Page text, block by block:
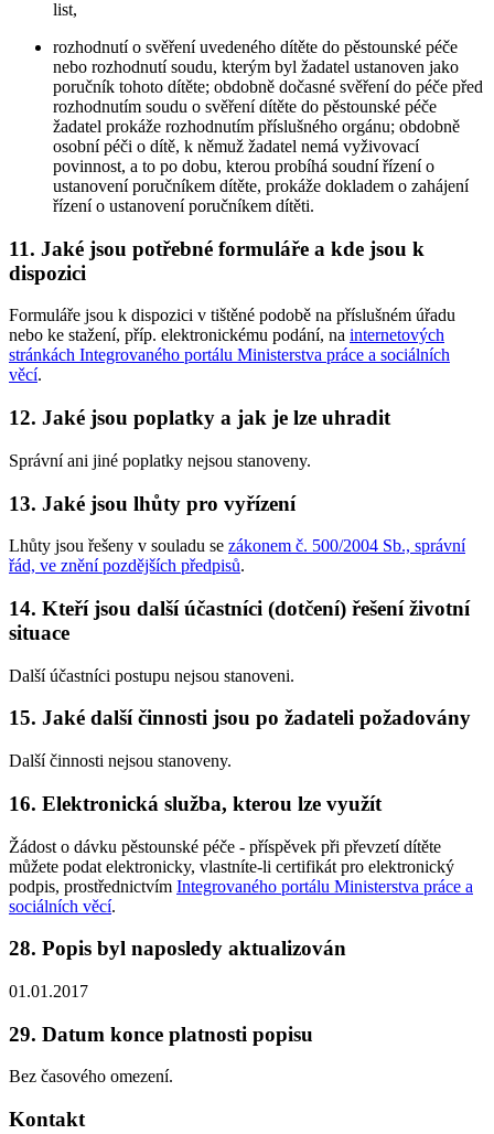
list,
rozhodnutí o svěření uvedeného dítěte do pěstounské péče
nebo rozhodnutí soudu, kterým byl žadatel ustanoven jako
poručník tohoto dítěte; obdobně dočasné svěření do péče před
rozhodnutím soudu o svěření dítěte do pěstounské péče
žadatel prokáže rozhodnutím příslušného orgánu; obdobně
osobní péči o dítě, k němuž žadatel nemá vyživovací
povinnost, a to po dobu, kterou probíhá soudní řízení o
ustanovení poručníkem dítěte, prokáže dokladem o zahájení
řízení o ustanovení poručníkem dítěti.
11. Jaké jsou potřebné formuláře a kde jsou k
dispozici
Formuláře jsou k dispozici v tištěné podobě na příslušném úřadu
nebo ke stažení, příp. elektronickému podání, na internetových
stránkách Integrovaného portálu Ministerstva práce a sociálních
věcí.
12. Jaké jsou poplatky a jak je lze uhradit
Správní ani jiné poplatky nejsou stanoveny.
13. Jaké jsou lhůty pro vyřízení
Lhůty jsou řešeny v souladu se zákonem č. 500/2004 Sb., správní
řád, ve znění pozdějších předpisů.
14. Kteří jsou další účastníci (dotčení) řešení životní
situace
Další účastníci postupu nejsou stanoveni.
15. Jaké další činnosti jsou po žadateli požadovány
Další činnosti nejsou stanoveny.
16. Elektronická služba, kterou lze využít
Žádost o dávku pěstounské péče - příspěvek při převzetí dítěte
můžete podat elektronicky, vlastníte-li certifikát pro elektronický
podpis, prostřednictvím Integrovaného portálu Ministerstva práce a
sociálních věcí.
28. Popis byl naposledy aktualizován
01.01.2017
29. Datum konce platnosti popisu
Bez časového omezení.
Kontakt